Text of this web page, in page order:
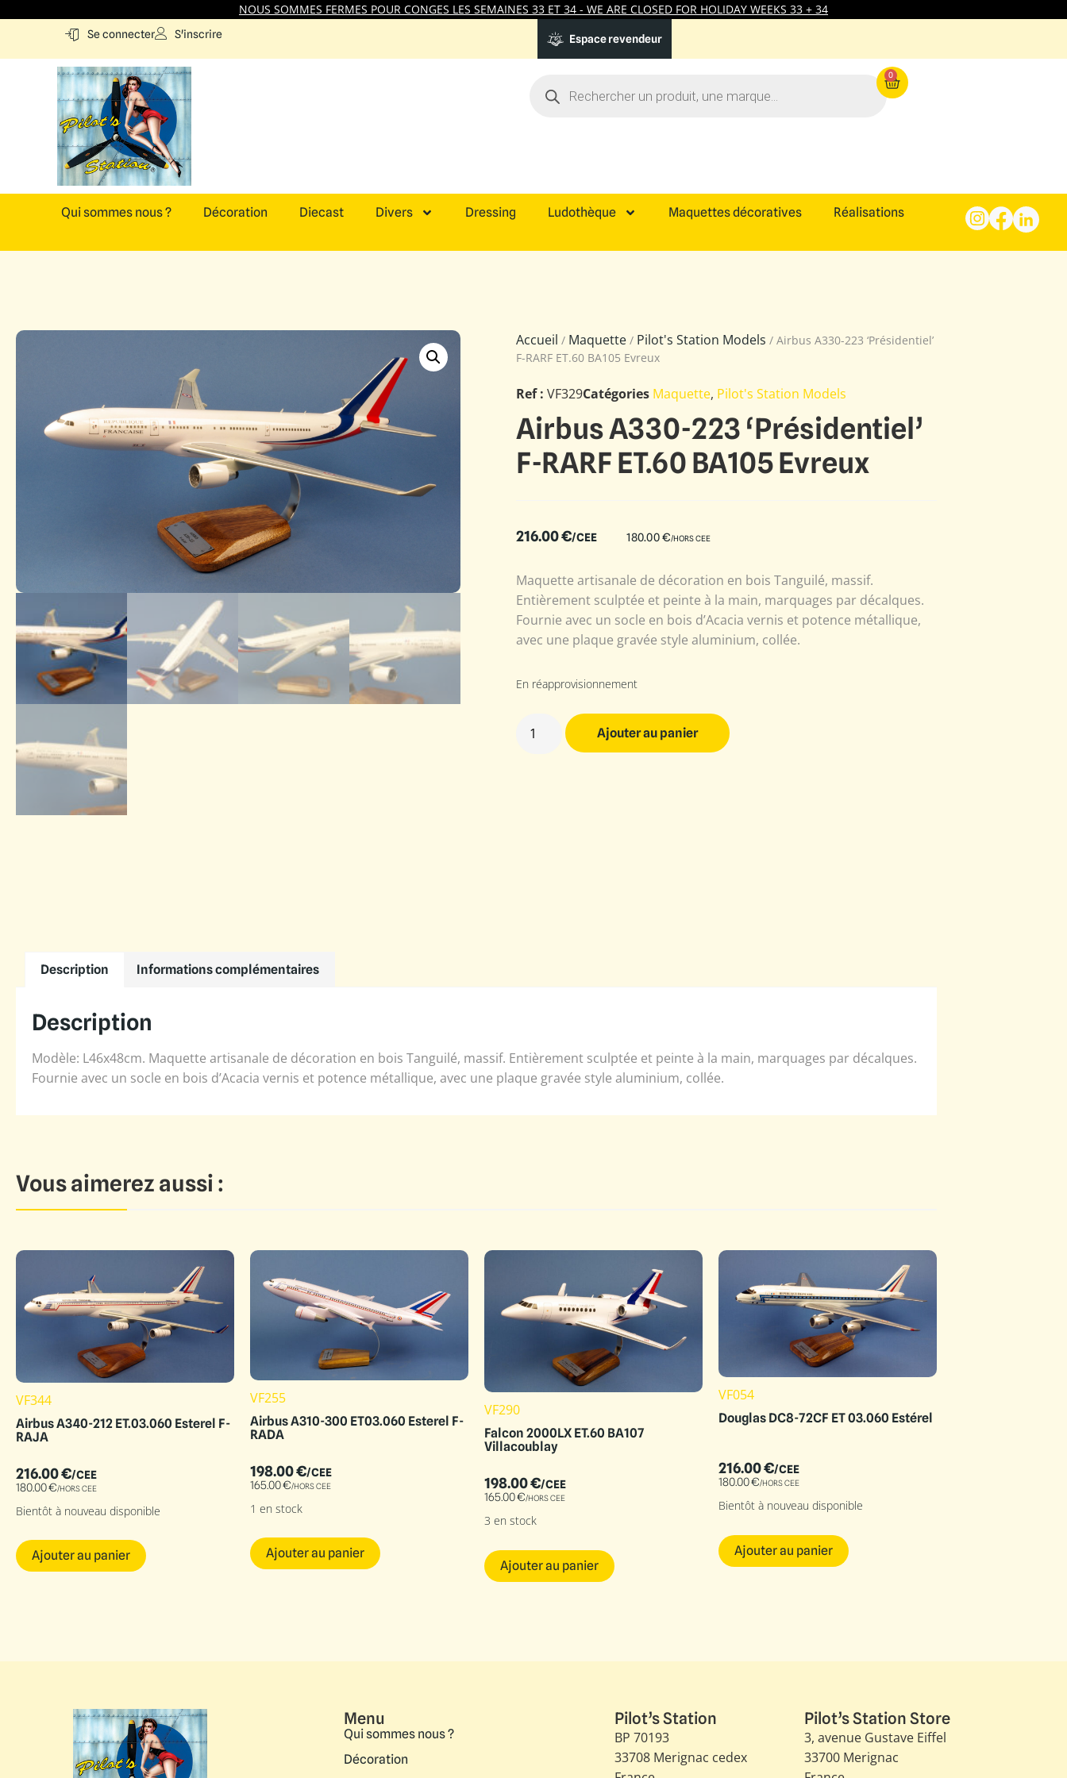
NOUS SOMMES FERMES POUR CONGES LES SEMAINES 33 ET 34 - WE ARE CLOSED FOR HOLIDAY WEEKS 33 + 34
Se connecter S'inscrire Espace revendeur
0
Qui sommes nous ? Décoration Diecast Divers Dressing Ludothèque Maquettes décoratives Réalisations
Accueil / Maquette / Pilot's Station Models / Airbus A330-223 ‘Présidentiel’
F-RARF ET.60 BA105 Evreux
Ref : VF329Catégories Maquette, Pilot's Station Models
Airbus A330-223 ‘Présidentiel’
F-RARF ET.60 BA105 Evreux
216.00€/CEE 180.00€/HORS CEE
Maquette artisanale de décoration en bois Tanguilé, massif.
Entièrement sculptée et peinte à la main, marquages par décalques.
Fournie avec un socle en bois d’Acacia vernis et potence métallique,
avec une plaque gravée style aluminium, collée.
En réapprovisionnement
Ajouter au panier
Description Informations complémentaires
Description
Modèle: L46x48cm. Maquette artisanale de décoration en bois Tanguilé, massif. Entièrement sculptée et peinte à la main, marquages par décalques.
Fournie avec un socle en bois d’Acacia vernis et potence métallique, avec une plaque gravée style aluminium, collée.
Vous aimerez aussi :
VF344
Airbus A340-212 ET.03.060 Esterel F-
RAJA
216.00€/CEE
180.00€/HORS CEE
Bientôt à nouveau disponible
Ajouter au panier
VF255
Airbus A310-300 ET03.060 Esterel F-
RADA
198.00€/CEE
165.00€/HORS CEE
1 en stock
Ajouter au panier
VF290
Falcon 2000LX ET.60 BA107
Villacoublay
198.00€/CEE
165.00€/HORS CEE
3 en stock
Ajouter au panier
VF054
Douglas DC8-72CF ET 03.060 Estérel
216.00€/CEE
180.00€/HORS CEE
Bientôt à nouveau disponible
Ajouter au panier
Menu
Qui sommes nous ?
Décoration
Pilot’s Station
BP 70193
33708 Merignac cedex
Pilot’s Station Store
3, avenue Gustave Eiffel​
33700 Merignac